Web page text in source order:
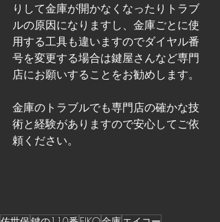
りして金庫が開かなくなったりトラブ
ルの原因になりますし、金庫ごとに使
用する工具も違いますのでダイヤル番
号を変更する場合は鍵屋さんなど専門
店にお願いすることをお勧めします。
金庫のトラブルでも専門店の確かな技
術と経験がありますので安心してご依
頼ください。